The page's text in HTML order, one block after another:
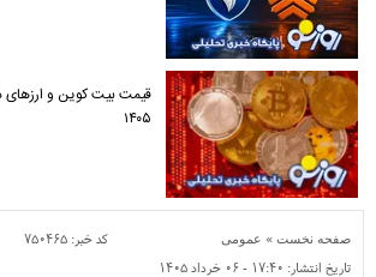
۱۴۰۵
صفحه نخست » عمومی کد خبر: ۷۵۰۴۶۵
تاریخ انتشار: ۱۷:۴۰ - ۰۶ خرداد ۱۴۰۵